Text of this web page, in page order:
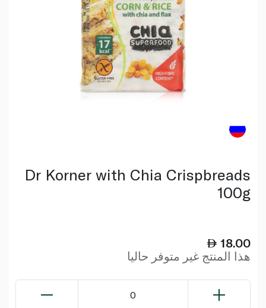
Dr Korner with Chia Crispbreads
100g
18.00
هذا المنتج غير متوفر حاليا
0